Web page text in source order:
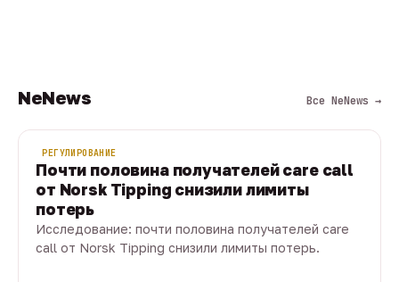
NeNews Все NeNews →
РЕГУЛИРОВАНИЕ
Почти половина получателей care call
от Norsk Tipping снизили лимиты
потерь
Исследование: почти половина получателей care
call от Norsk Tipping снизили лимиты потерь.